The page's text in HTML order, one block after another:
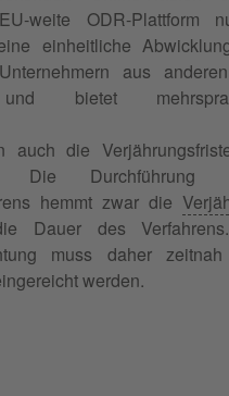
weite ODR-Plattform
einheitliche
aus
und bietet
auch die
Die Durchführung
hemmt zwar die
Dauer des
muss daher
werden.